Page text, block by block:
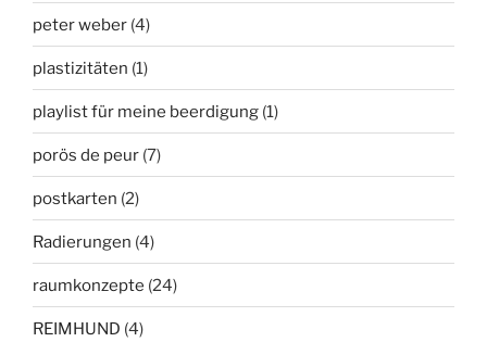
peter weber (4)
plastizitäten (1)
playlist für meine beerdigung (1)
porös de peur (7)
postkarten (2)
Radierungen (4)
raumkonzepte (24)
REIMHUND (4)